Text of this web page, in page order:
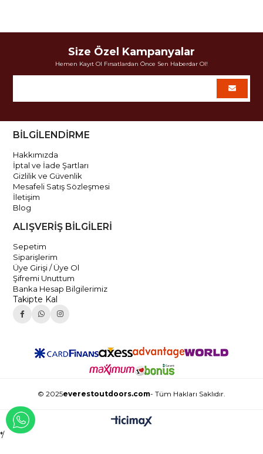
Size Özel Kampanyalar
Hemen Kayıt Ol Fırsatlardan Önce Sen Haberdar Ol!
BİLGİLENDİRME
Hakkımızda
İptal ve İade Şartları
Gizlilik ve Güvenlik
Mesafeli Satış Sözleşmesi
İletişim
Blog
ALIŞVERİŞ BİLGİLERİ
Sepetim
Siparişlerim
Üye Girişi / Üye Ol
Şifremi Unuttum
Banka Hesap Bilgilerimiz
Takipte Kal
© 2025everestoutdoors.com- Tüm Hakları Saklıdır.
*/
WHATSAPP İLE İLETİŞİME GEÇ